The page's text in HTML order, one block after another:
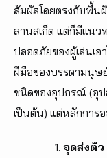
สัมผัสโดยตรงกับพื้น
ลานสเก็ต แต่ก็มีแนว
ปลอดภัยของผู้เล่นเอ
ฝีมือของบรรดามนุษ
ชนิดของอุปกรณ์ (อุป
เป็นต้น) แต่หลักการ
จุดส่งตัว